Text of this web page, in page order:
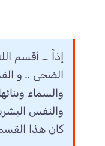
إذاً … أقسم
الضحى .. و
والسماء
والنفس
كان هذا